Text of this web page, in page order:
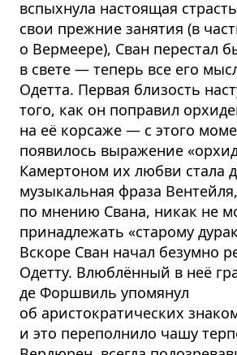
вспыхнула настоящая
свои прежние занятия (в
о Вермеере), Сван перестал
в свете — теперь все его
Одетта. Первая близость
того, как он поправил
на её корсаже — с этого
появилось выражение
Камертоном их любви стала
музыкальная фраза
по мнению Свана, никак не
принадлежать «старому
Вскоре Сван начал безумно
Одетту. Влюблённый в неё
де Форшвиль упомянул
об аристократических
и это переполнило чашу